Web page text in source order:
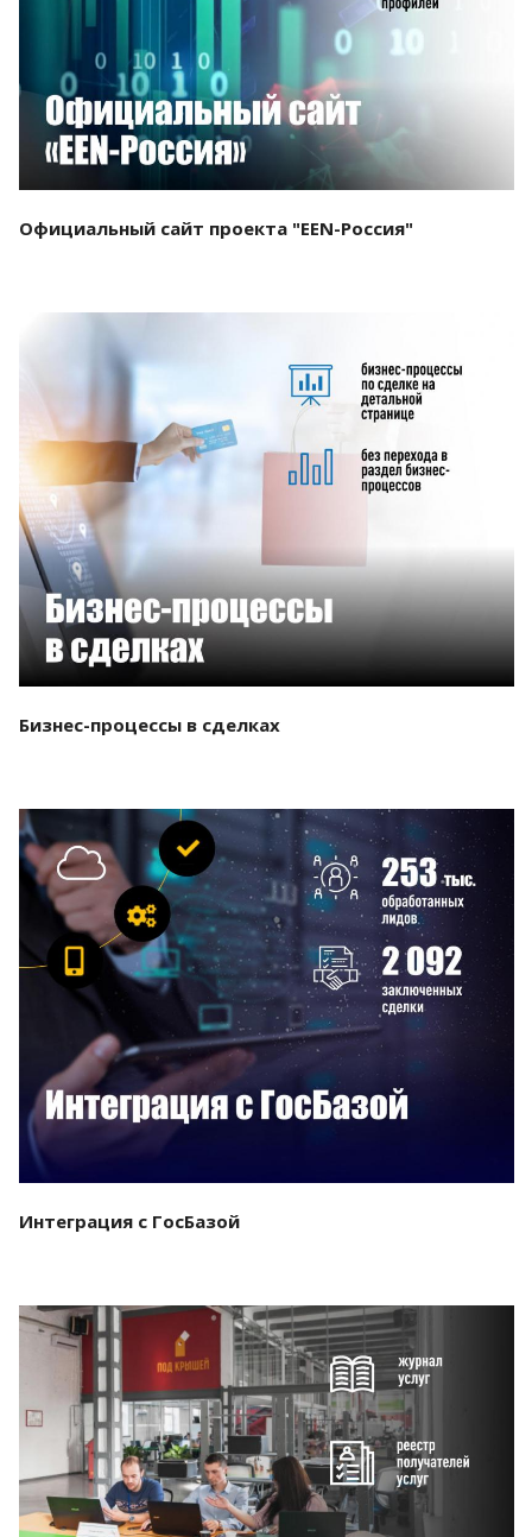
Смотреть проект
Официальный сайт проекта "EEN-Россия"
Бизнес-процессы в сделках
Смотреть проект
Интеграция с ГосБазой
Смотреть проект